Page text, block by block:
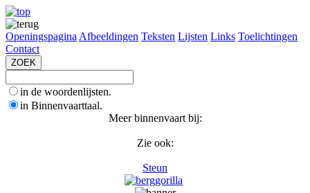
Openingspagina Afbeeldingen Teksten Lijsten Links Toelichtingen
Contact
in de woordenlijsten.
in Binnenvaarttaal.
Meer binnenvaart bij:
Zie ook:
Steun